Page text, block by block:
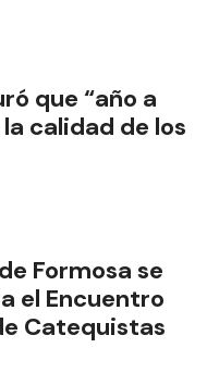
que “año a
calidad de los
Formosa se
el Encuentro
Catequistas